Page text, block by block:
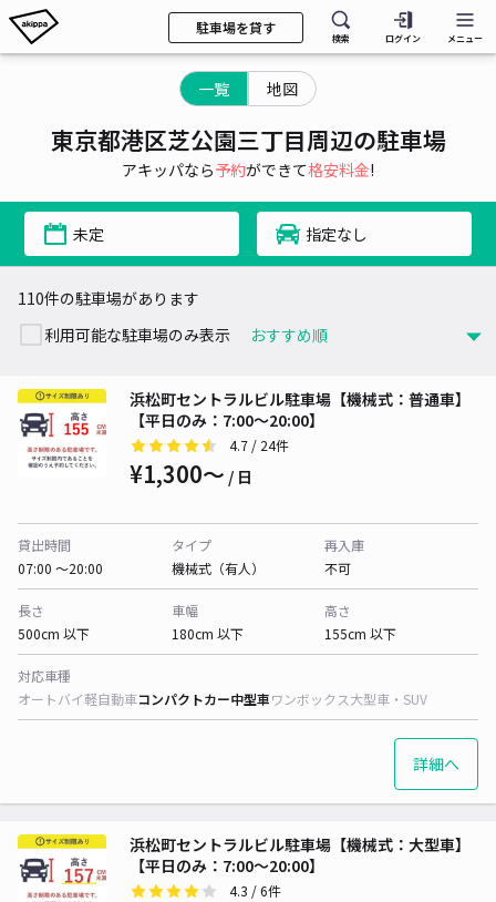
駐車場を貸す
検索 ログイン メニュー
一覧 地図
東京都港区芝公園三丁目周辺の駐車場
アキッパなら予約ができて格安料金!
未定 指定なし
110件の駐車場があります
利用可能な駐車場のみ表示
浜松町セントラルビル駐車場【機械式：普通車】
【平日のみ：7:00～20:00】
4.7 / 24件
¥1,300〜 / 日
貸出時間
07:00 〜20:00
タイプ
機械式（有人）
再入庫
不可
長さ
500cm 以下
車幅
180cm 以下
高さ
155cm 以下
対応車種
オートバイ軽自動車コンパクトカー中型車ワンボックス大型車・SUV
詳細へ
浜松町セントラルビル駐車場【機械式：大型車】
【平日のみ：7:00～20:00】
4.3 / 6件